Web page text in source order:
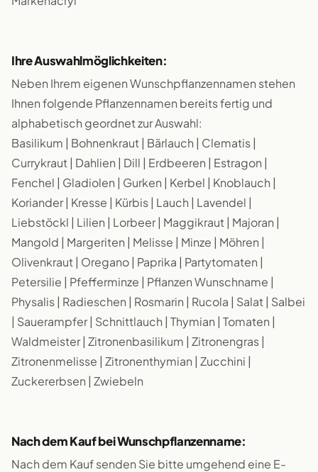
Ihre Auswahlmöglichkeiten:
Neben Ihrem eigenen Wunschpflanzennamen stehen
Ihnen folgende Pflanzennamen bereits fertig und
alphabetisch geordnet zur Auswahl:
Basilikum | Bohnenkraut | Bärlauch | Clematis |
Currykraut | Dahlien | Dill | Erdbeeren | Estragon |
Fenchel | Gladiolen | Gurken | Kerbel | Knoblauch |
Koriander | Kresse | Kürbis | Lauch | Lavendel |
Liebstöckl | Lilien | Lorbeer | Maggikraut | Majoran |
Mangold | Margeriten | Melisse | Minze | Möhren |
Olivenkraut | Oregano | Paprika | Partytomaten |
Petersilie | Pfefferminze | Pflanzen Wunschname |
Physalis | Radieschen | Rosmarin | Rucola | Salat | Salbei
| Sauerampfer | Schnittlauch | Thymian | Tomaten |
Waldmeister | Zitronenbasilikum | Zitronengras |
Zitronenmelisse | Zitronenthymian | Zucchini |
Zuckererbsen | Zwiebeln
Nach dem Kauf bei Wunschpflanzenname:
Nach dem Kauf senden Sie bitte umgehend eine E-